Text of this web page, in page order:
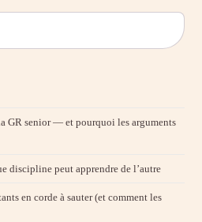
GR senior — et pourquoi les arguments
discipline peut apprendre de l’autre
en corde à sauter (et comment les